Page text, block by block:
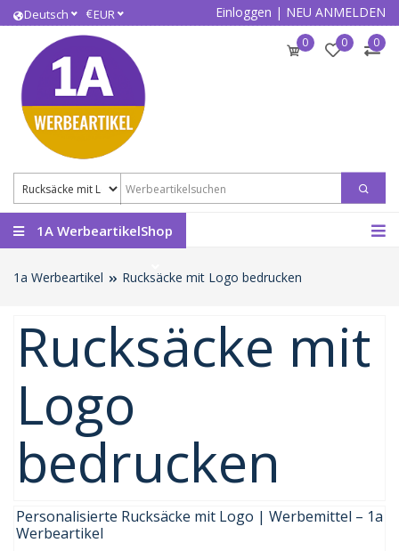
Deutsch €EUR Einloggen | NEU ANMELDEN
0 0 0
1A WerbeartikelShop
1a Werbeartikel Rucksäcke mit Logo bedrucken
Rucksäcke mit
Logo
bedrucken
Personalisierte Rucksäcke mit Logo | Werbemittel – 1a
Werbeartikel